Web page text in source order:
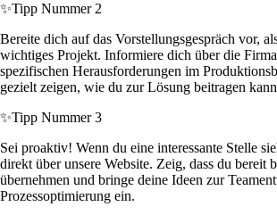
✨Tipp Nummer 2
Bereite dich auf das Vorstellungsgespräch vor,
wichtiges Projekt. Informiere dich über die
spezifischen Herausforderungen im
gezielt zeigen, wie du zur Lösung beitragen
✨Tipp Nummer 3
Sei proaktiv! Wenn du eine interessante Stelle
direkt über unsere Website. Zeig, dass du bereit
übernehmen und bringe deine Ideen zur
Prozessoptimierung ein.